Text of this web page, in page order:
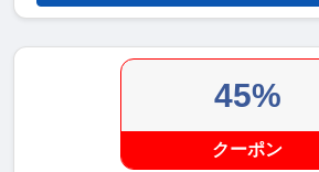
45%
クーポン